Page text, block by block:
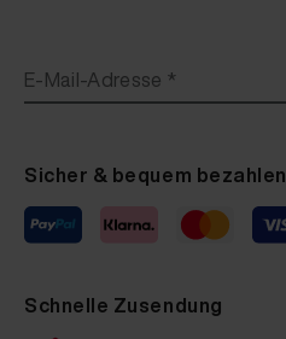
E-Mail-Adresse *
Sicher & bequem bezahlen
Schnelle Zusendung